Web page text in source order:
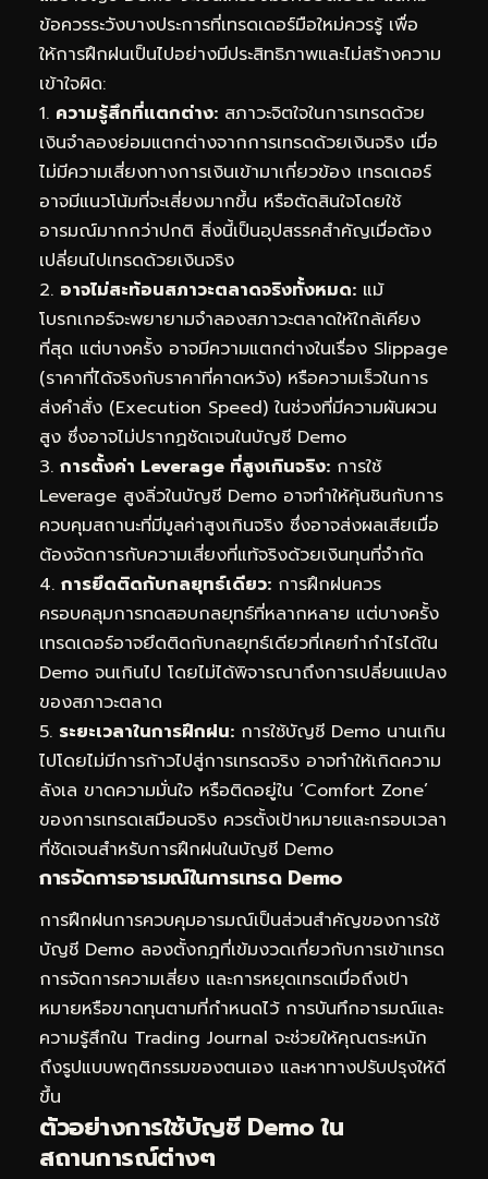
ข้อควรระวังบางประการที่เทรดเดอร์มือใหม่ควรรู้ เพื่อ
ให้การฝึกฝนเป็นไปอย่างมีประสิทธิภาพและไม่สร้างความ
เข้าใจผิด:
1. ความรู้สึกที่แตกต่าง: สภาวะจิตใจในการเทรดด้วย
เงินจำลองย่อมแตกต่างจากการเทรดด้วยเงินจริง เมื่อ
ไม่มีความเสี่ยงทางการเงินเข้ามาเกี่ยวข้อง เทรดเดอร์
อาจมีแนวโน้มที่จะเสี่ยงมากขึ้น หรือตัดสินใจโดยใช้
อารมณ์มากกว่าปกติ สิ่งนี้เป็นอุปสรรคสำคัญเมื่อต้อง
เปลี่ยนไปเทรดด้วยเงินจริง
2. อาจไม่สะท้อนสภาวะตลาดจริงทั้งหมด: แม้
โบรกเกอร์จะพยายามจำลองสภาวะตลาดให้ใกล้เคียง
ที่สุด แต่บางครั้ง อาจมีความแตกต่างในเรื่อง Slippage
(ราคาที่ได้จริงกับราคาที่คาดหวัง) หรือความเร็วในการ
ส่งคำสั่ง (Execution Speed) ในช่วงที่มีความผันผวน
สูง ซึ่งอาจไม่ปรากฏชัดเจนในบัญชี Demo
3. การตั้งค่า Leverage ที่สูงเกินจริง: การใช้
Leverage สูงลิ่วในบัญชี Demo อาจทำให้คุ้นชินกับการ
ควบคุมสถานะที่มีมูลค่าสูงเกินจริง ซึ่งอาจส่งผลเสียเมื่อ
ต้องจัดการกับความเสี่ยงที่แท้จริงด้วยเงินทุนที่จำกัด
4. การยึดติดกับกลยุทธ์เดียว: การฝึกฝนควร
ครอบคลุมการทดสอบกลยุทธ์ที่หลากหลาย แต่บางครั้ง
เทรดเดอร์อาจยึดติดกับกลยุทธ์เดียวที่เคยทำกำไรได้ใน
Demo จนเกินไป โดยไม่ได้พิจารณาถึงการเปลี่ยนแปลง
ของสภาวะตลาด
5. ระยะเวลาในการฝึกฝน: การใช้บัญชี Demo นานเกิน
ไปโดยไม่มีการก้าวไปสู่การเทรดจริง อาจทำให้เกิดความ
ลังเล ขาดความมั่นใจ หรือติดอยู่ใน ‘Comfort Zone’
ของการเทรดเสมือนจริง ควรตั้งเป้าหมายและกรอบเวลา
ที่ชัดเจนสำหรับการฝึกฝนในบัญชี Demo
การจัดการอารมณ์ในการเทรด Demo
การฝึกฝนการควบคุมอารมณ์เป็นส่วนสำคัญของการใช้
บัญชี Demo ลองตั้งกฎที่เข้มงวดเกี่ยวกับการเข้าเทรด
การจัดการความเสี่ยง และการหยุดเทรดเมื่อถึงเป้า
หมายหรือขาดทุนตามที่กำหนดไว้ การบันทึกอารมณ์และ
ความรู้สึกใน Trading Journal จะช่วยให้คุณตระหนัก
ถึงรูปแบบพฤติกรรมของตนเอง และหาทางปรับปรุงให้ดี
ขึ้น
ตัวอย่างการใช้บัญชี Demo ใน
สถานการณ์ต่างๆ